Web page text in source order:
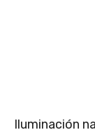
Iluminación